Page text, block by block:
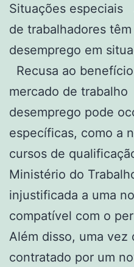
Situações especiais
de trabalhadores
desemprego em
Recusa ao
mercado de
desemprego pode
específicas, como a
cursos de
Ministério do
injustificada a uma
compatível com o
Além disso, uma vez
contratado por um